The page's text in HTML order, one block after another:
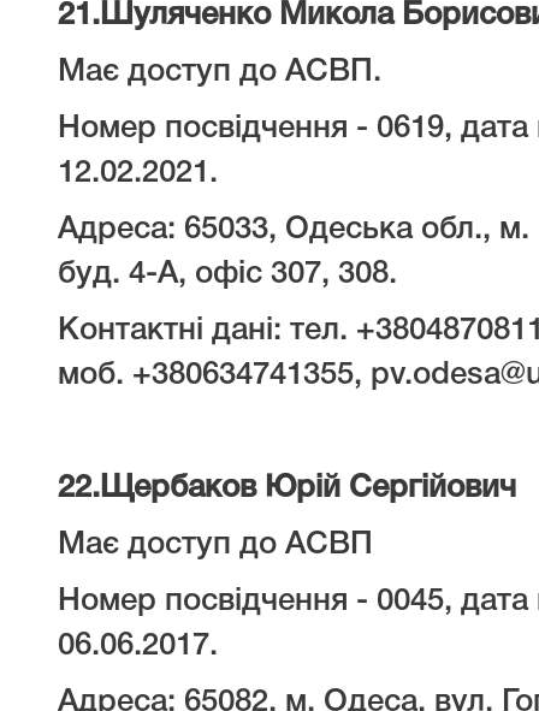
21. Шуляченко Микола
Має доступ до АСВП.
Номер посвідчення - 0619, дата
12.02.2021.
Адреса: 65033, Одеська обл.,
буд. 4-А, офіс 307, 308.
Контактні дані: тел.
моб. +380634741355,
22. Щербаков Юрій Сергійович
Має доступ до АСВП
Номер посвідчення - 0045, дата
06.06.2017.
Адреса: 65082, м. Одеса, вул.